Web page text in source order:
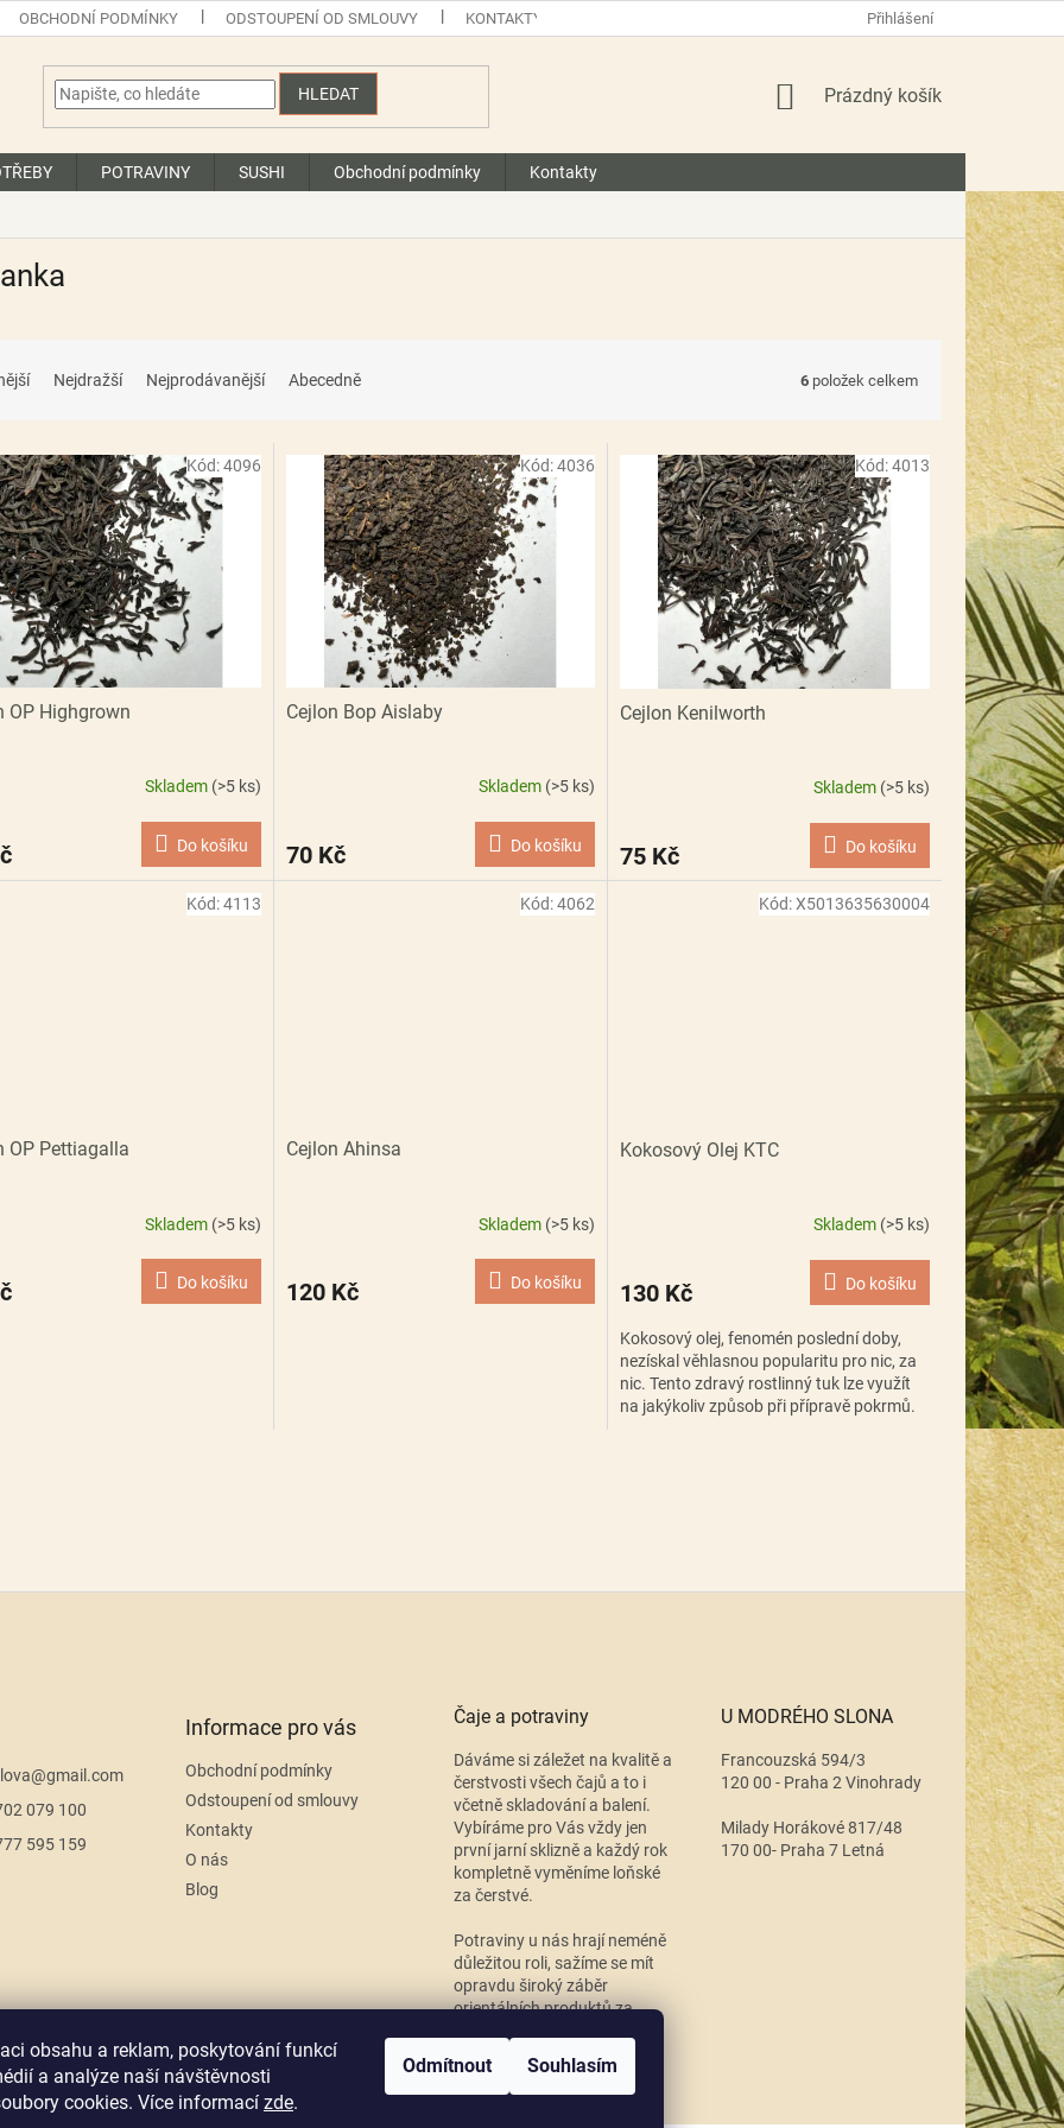
obsahu a reklam, poskytování funkcí
a analýze naší návštěvnosti
cookies. Více informací zde.
Odmítnout Souhlasím
OBCHODNÍ PODMÍNKY ODSTOUPENÍ OD SMLOUVY KONTAKTY Přihlášení
HLEDAT
NÁKUPNÍ
Prázdný košík
POTRAVINY SUSHI Obchodní podmínky Kontakty
Nejdražší Nejprodávanější Abecedně 6 položek celkem
OP Highgrown
Skladem (>5 ks)
Do košíku
Kód:4096
Cejlon Bop Aislaby
Skladem (>5 ks)
70 Kč Do košíku
Kód:4036
Cejlon Kenilworth
Skladem (>5 ks)
75 Kč Do košíku
Kód:4013
OP Pettiagalla
Skladem (>5 ks)
Do košíku
Kód:4113
Cejlon Ahinsa
Skladem (>5 ks)
120 Kč Do košíku
Kód:4062
Kokosový Olej KTC
Skladem (>5 ks)
130 Kč Do košíku
Kokosový olej, fenomén poslední doby,
nezískal věhlasnou popularitu pro nic, za
nic. Tento zdravý rostlinný tuk lze využít
na jakýkoliv způsob při přípravě pokrmů.
Kód:X5013635630004
c
@gmail.com
079 100
595 159
Informace pro vás
Obchodní podmínky
Odstoupení od smlouvy
Kontakty
O nás
Blog
Čaje a potraviny
Dáváme si záležet na kvalitě a
čerstvosti všech čajů a to i
včetně skladování a balení.
Vybíráme pro Vás vždy jen
první jarní sklizně a každý rok
kompletně vyměníme loňské
za čerstvé.
Potraviny u nás hrají neméně
důležitou roli, sažíme se mít
opravdu široký záběr
orientálních produktů za
U MODRÉHO SLONA
Francouzská 594/3
120 00 - Praha 2 Vinohrady
Milady Horákové 817/48
170 00- Praha 7 Letná